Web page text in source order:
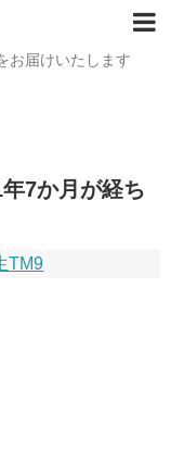
お届けいたします
7か月が経ち
TM9